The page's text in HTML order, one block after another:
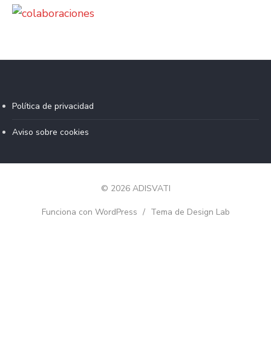
Política de privacidad
Aviso sobre cookies
© 2026 ADISVATI
Funciona con WordPress / Tema de Design Lab